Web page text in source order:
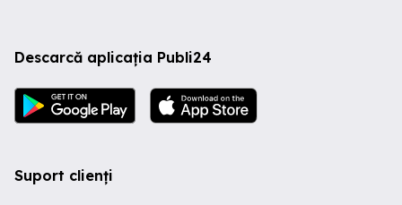
Descarcă aplicația Publi24
Suport clienți